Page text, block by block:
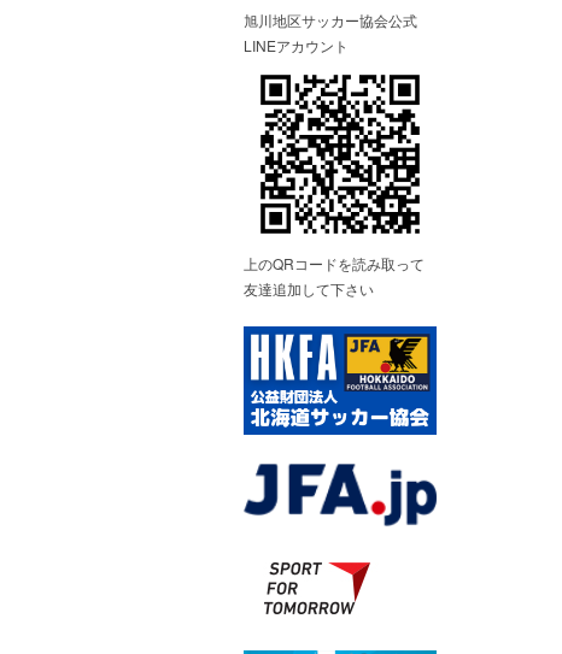
旭川地区サッカー協会公式
LINEアカウント
上のQRコードを読み取って
友達追加して下さい